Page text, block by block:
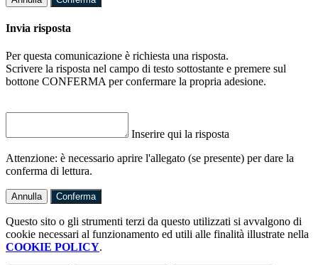
Invia risposta
Per questa comunicazione è richiesta una risposta.
Scrivere la risposta nel campo di testo sottostante e premere sul
bottone CONFERMA per confermare la propria adesione.
Inserire qui la risposta
Attenzione: è necessario aprire l'allegato (se presente) per dare la
conferma di lettura.
Annulla Conferma
Questo sito o gli strumenti terzi da questo utilizzati si avvalgono di
cookie necessari al funzionamento ed utili alle finalità illustrate nella
COOKIE POLICY.